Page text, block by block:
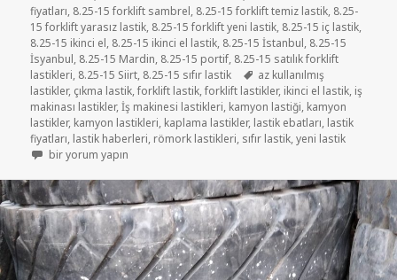
fiyatları, 8.25-15 forklift sambrel, 8.25-15 forklift temiz lastik, 8.25-
15 forklift yarasız lastik, 8.25-15 forklift yeni lastik, 8.25-15 iç lastik,
8.25-15 ikinci el, 8.25-15 ikinci el lastik, 8.25-15 İstanbul, 8.25-15
İsyanbul, 8.25-15 Mardin, 8.25-15 portif, 8.25-15 satılık forklift
lastikleri, 8.25-15 Siirt, 8.25-15 sıfır lastik Etiketler
az kullanılmış
lastikler, çıkma lastik,forklift lastik,forklift lastikler, ikinci el lastik, iş
makinası lastikler,İş makinesi lastikleri, kamyon lastiği, kamyon
lastikler, kamyon lastikleri, kaplama lastikler, lastik ebatları, lastik
fiyatları, lastik haberleri, römork lastikleri, sıfır lastik,yeni lastik
YENİ LASTİK 8.25R15 SIFIR DÜZ TİPİ LASTİKLER için
bir yorum yapın